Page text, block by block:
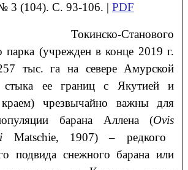
3 (104). С. 93-106. | PDF
Токинско-Станового
парка (учрежден в конце 2019 г.
тыс. га на севере Амурской
ее границ с Якутией и
чрезвычайно важны для
барана Аллена (Ovis
Matschie, 1907) – редкого
подвида снежного барана или